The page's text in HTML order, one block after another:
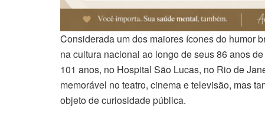
Considerada um dos maiores ícones do humor
na cultura nacional ao longo de seus 86 anos
101 anos, no Hospital São Lucas, no Rio de
memorável no teatro, cinema e televisão, mas
objeto de curiosidade pública.